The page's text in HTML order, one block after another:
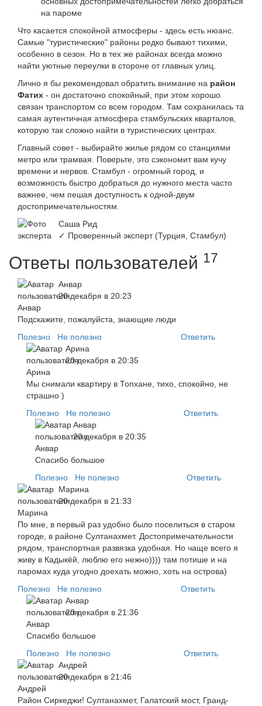
на пароме
Что касается спокойной атмосферы - здесь есть нюанс.
Самые "туристические" районы редко бывают тихими,
особенно в сезон. Но в тех же районах всегда можно
найти уютные переулки в стороне от главных улиц.
Лично я бы рекомендовал обратить внимание на район
Фатих - он достаточно спокойный, при этом хорошо
связан транспортом со всем городом. Там сохранилась та
самая аутентичная атмосфера стамбульских кварталов,
которую так сложно найти в туристических центрах.
Главный совет - выбирайте жилье рядом со станциями
метро или трамвая. Поверьте, это сэкономит вам кучу
времени и нервов. Стамбул - огромный город, и
возможность быстро добраться до нужного места часто
важнее, чем пешая доступность к одной-двум
достопримечательностям.
Саша Рид
✓ Проверенный эксперт (Турция, Стамбул)
Ответы пользователей 17
Анвар
20 декабря в 20:23
Подскажите, пожалуйста, знающие люди
Полезно
Не полезно
Ответить
Арина
20 декабря в 20:35
Мы снимали квартиру в Топхане, тихо, спокойно, не
страшно )
Полезно
Не полезно
Ответить
Анвар
20 декабря в 20:35
Спасибо большое
Полезно
Не полезно
Ответить
Марина
20 декабря в 21:33
По мне, в первый раз удобно было поселиться в старом
городе, в районе Султанахмет. Достопримечательности
рядом, транспортная развязка удобная. Но чаще всего я
живу в Кадыкёй, люблю его нежно)))) там потише и на
паромах куда угодно доехать можно, хоть на острова)
Полезно
Не полезно
Ответить
Анвар
20 декабря в 21:36
Спасибо большое
Полезно
Не полезно
Ответить
Андрей
20 декабря в 21:46
Район Сиркеджи! Султанахмет, Галатский мост, Гранд-